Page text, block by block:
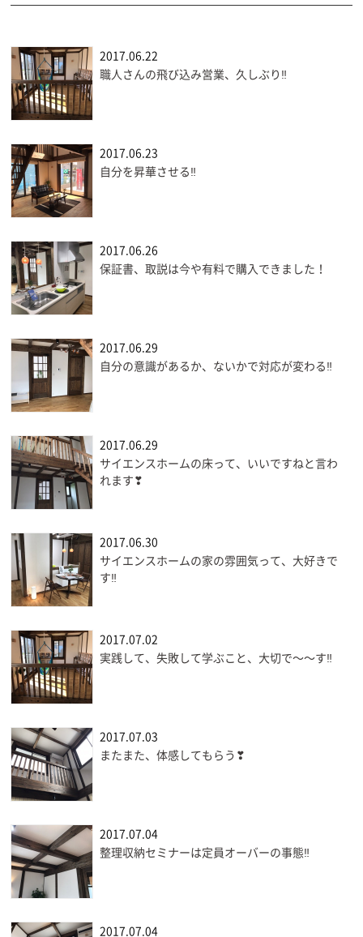
2017.06.22
職人さんの飛び込み営業、久しぶり‼
2017.06.23
自分を昇華させる‼
2017.06.26
保証書、取説は今や有料で購入できました！
2017.06.29
自分の意識があるか、ないかで対応が変わる‼
2017.06.29
サイエンスホームの床って、いいですねと言わ
れます❣
2017.06.30
サイエンスホームの家の雰囲気って、大好きで
す‼
2017.07.02
実践して、失敗して学ぶこと、大切で〜〜す‼
2017.07.03
またまた、体感してもらう❣
2017.07.04
整理収納セミナーは定員オーバーの事態‼
2017.07.04